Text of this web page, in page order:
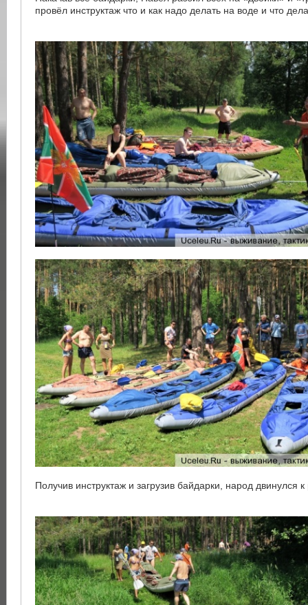
провёл инструктаж что и как надо делать на воде и что
Получив инструктаж и загрузив байдарки, народ двинулся